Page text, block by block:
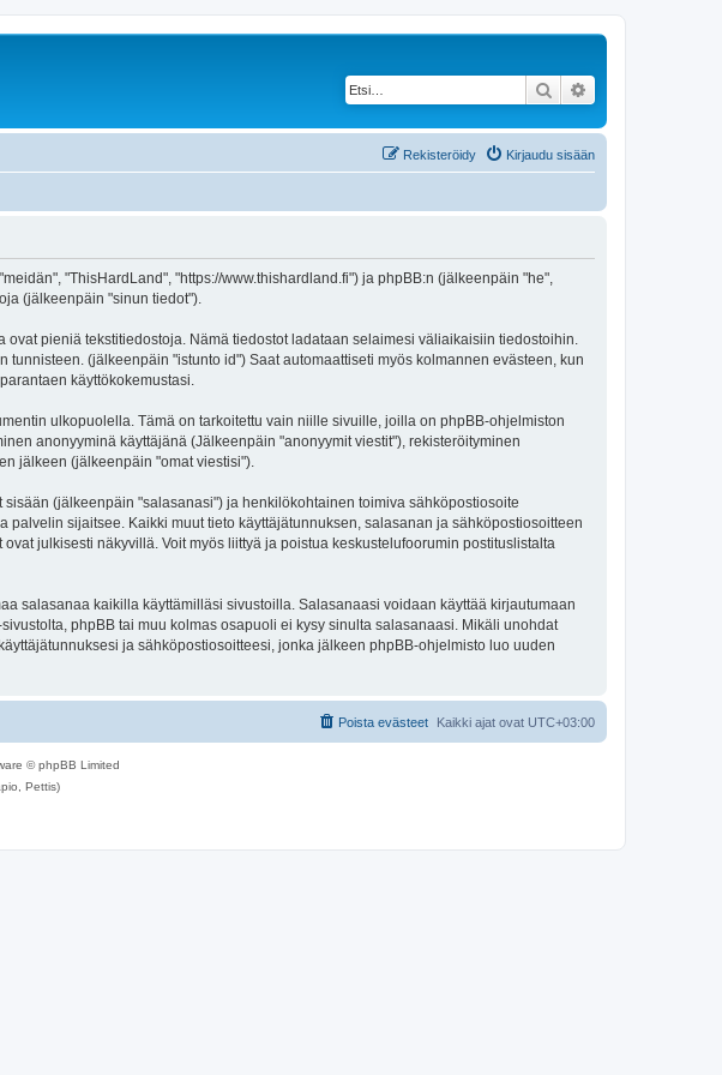
Etsi
Kirjaudu sisään
Rekisteröidy
"ThisHardLand", "https://www.thishardland.fi") ja phpBB:n (jälkeenpäin "he",
(jälkeenpäin "sinun tiedot").
pieniä tekstitiedostoja. Nämä tiedostot ladataan selaimesi väliaikaisiin tiedostoihin.
(jälkeenpäin "istunto id") Saat automaattiseti myös kolmannen evästeen, kun
käyttökokemustasi.
ulkopuolella. Tämä on tarkoitettu vain niille sivuille, joilla on phpBB-ohjelmiston
anonyyminä käyttäjänä (Jälkeenpäin "anonyymit viestit"), rekisteröityminen
jälkeen (jälkeenpäin "omat viestisi").
(jälkeenpäin "salasanasi") ja henkilökohtainen toimiva sähköpostiosoite
sijaitsee. Kaikki muut tieto käyttäjätunnuksen, salasanan ja sähköpostiosoitteen
julkisesti näkyvillä. Voit myös liittyä ja poistua keskustelufoorumin postituslistalta
salasanaa kaikilla käyttämilläsi sivustoilla. Salasanaasi voidaan käyttää kirjautumaan
phpBB tai muu kolmas osapuoli ei kysy sinulta salasanaasi. Mikäli unohdat
ja sähköpostiosoitteesi, jonka jälkeen phpBB-ohjelmisto luo uuden
Kaikki ajat ovat UTC+03:00
Poista evästeet
© phpBB Limited
Pettis)